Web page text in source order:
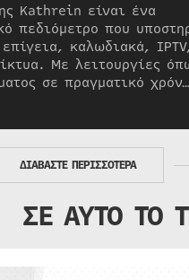
Kathrein είναι ένα
πεδιόμετρο που
καλωδιακά,
Με λειτουργίες
σε πραγματικό χρόν…
ΔΙΑΒΑΣΤΕ ΠΕΡΙΣΣΟΤΕΡΑ
ΣΕ ΑΥΤΟ ΤΟ